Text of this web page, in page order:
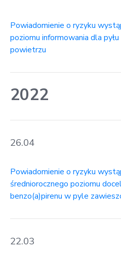
Powiadomienie o ryzyku
poziomu informowania dla
powietrzu
2022
26.04
Powiadomienie o ryzyku
średniorocznego poziomu
benzo(a)pirenu w pyle
22.03